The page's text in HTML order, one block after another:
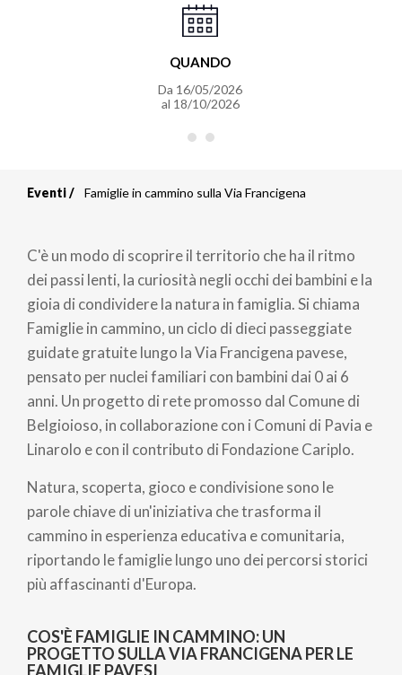
QUANDO
Da 16/05/2026
al 18/10/2026
di
pane
Eventi Famiglie in cammino sulla Via Francigena
C'è un modo di scoprire il territorio che ha il ritmo
dei passi lenti, la curiosità negli occhi dei bambini e la
gioia di condividere la natura in famiglia. Si chiama
Famiglie in cammino, un ciclo di dieci passeggiate
guidate gratuite lungo la Via Francigena pavese,
pensato per nuclei familiari con bambini dai 0 ai 6
anni. Un progetto di rete promosso dal Comune di
Belgioioso, in collaborazione con i Comuni di Pavia e
Linarolo e con il contributo di Fondazione Cariplo.
Natura, scoperta, gioco e condivisione sono le
parole chiave di un'iniziativa che trasforma il
cammino in esperienza educativa e comunitaria,
riportando le famiglie lungo uno dei percorsi storici
più affascinanti d'Europa.
COS'È FAMIGLIE IN CAMMINO: UN
PROGETTO SULLA VIA FRANCIGENA PER LE
FAMIGLIE PAVESI